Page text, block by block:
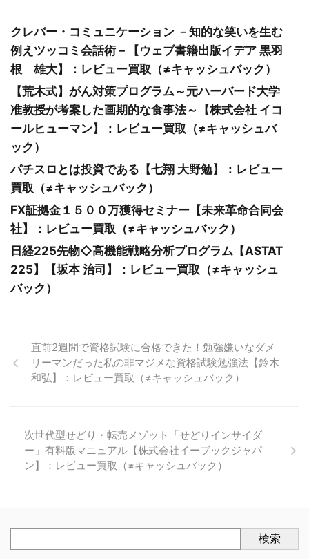
クレバー・コミュニケーション －知的な笑いを生む
例えツッコミ会話術－【ウェブ書籍出版イデア 黒羽
根 雄大】：レビュー買取（≠キャッシュバック）
【荒木式】がん対策プログラム～元ハーバード大学
准教授が考案した画期的な食事法～【株式会社 イコ
ールヒューマン】：レビュー買取（≠キャッシュバ
ック）
パチスロとは投資である【七翔 大野勉】：レビュー
買取（≠キャッシュバック）
FX証拠金１５００万獲得セミナー【未来革命合同会
社】：レビュー買取（≠キャッシュバック）
日経225先物◇高機能戦略分析プログラム【ASTAT
225】【坂本 治司】：レビュー買取（≠キャッシュ
バック）
直前2週間で資格試験に合格できた！勉強嫌いなダメ
リーマンだった私の非マジメな資格試験勉強法【鈴木
和弘】：レビュー買取（≠キャッシュバック）
次世代型せどり・転売メゾット「せどりインサイダ
ー」有料版マニュアル【株式会社イーブックジャパ
ン】：レビュー買取（≠キャッシュバック）
検索